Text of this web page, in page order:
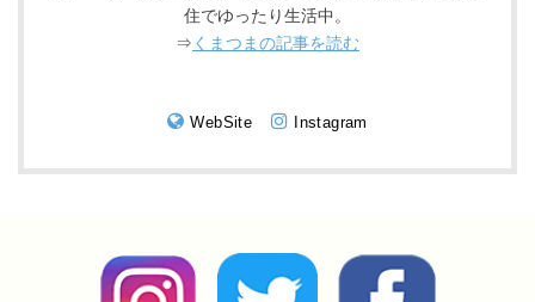
住でゆったり生活中。
⇒ くまつまの記事を読む
WebSite Instagram